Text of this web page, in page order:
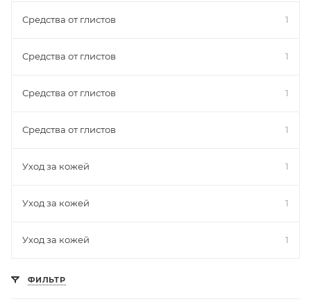
Средства от глистов 1
Средства от глистов 1
Средства от глистов 1
Средства от глистов 1
Уход за кожей 1
Уход за кожей 1
Уход за кожей 1
ФИЛЬТР